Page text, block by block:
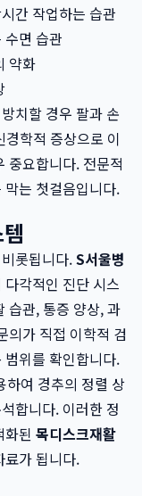
간 작업하는 습관
수면 습관
약화
치할 경우 팔과 손
학적 증상으로 이
중요합니다. 전문적
는 첫걸음입니다.
롯됩니다.S서울병
각적인 진단 시스
습관, 통증 양상, 과
의가 직접 이학적 검
위를 확인합니다.
하여 경추의 정렬 상
합니다. 이러한 정
된 목디스크재활
료가 됩니다.